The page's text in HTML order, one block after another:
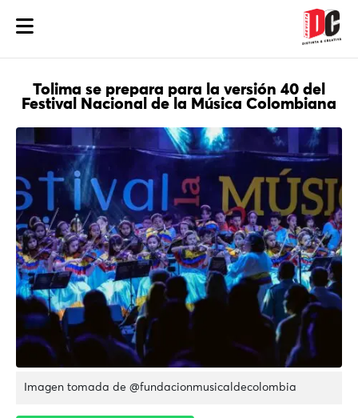
Tolima se prepara para la versión 40 del
Festival Nacional de la Música Colombiana
Imagen tomada de @fundacionmusicaldecolombia